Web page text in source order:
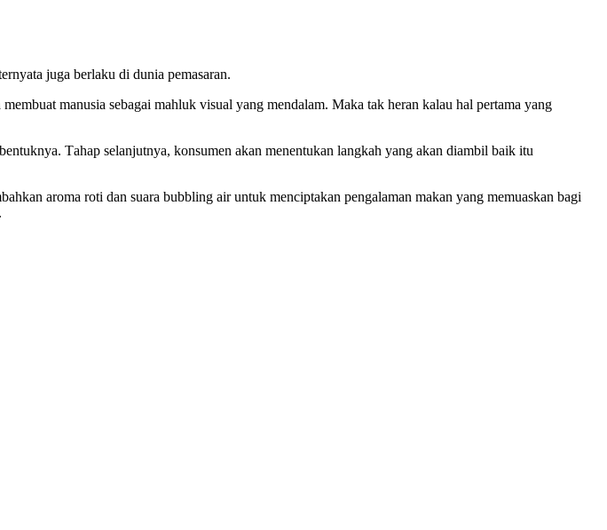
juga berlaku di dunia pemasaran.
manusia sebagai mahluk visual yang mendalam. Maka tak heran kalau hal pertama yang
Tahap selanjutnya, konsumen akan menentukan langkah yang akan diambil baik itu
aroma roti dan suara bubbling air untuk menciptakan pengalaman makan yang memuaskan bagi